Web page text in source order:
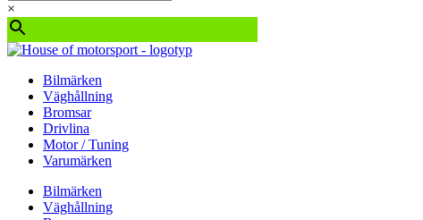
×
Bilmärken
Väghållning
Bromsar
Drivlina
Motor / Tuning
Varumärken
Bilmärken
Väghållning